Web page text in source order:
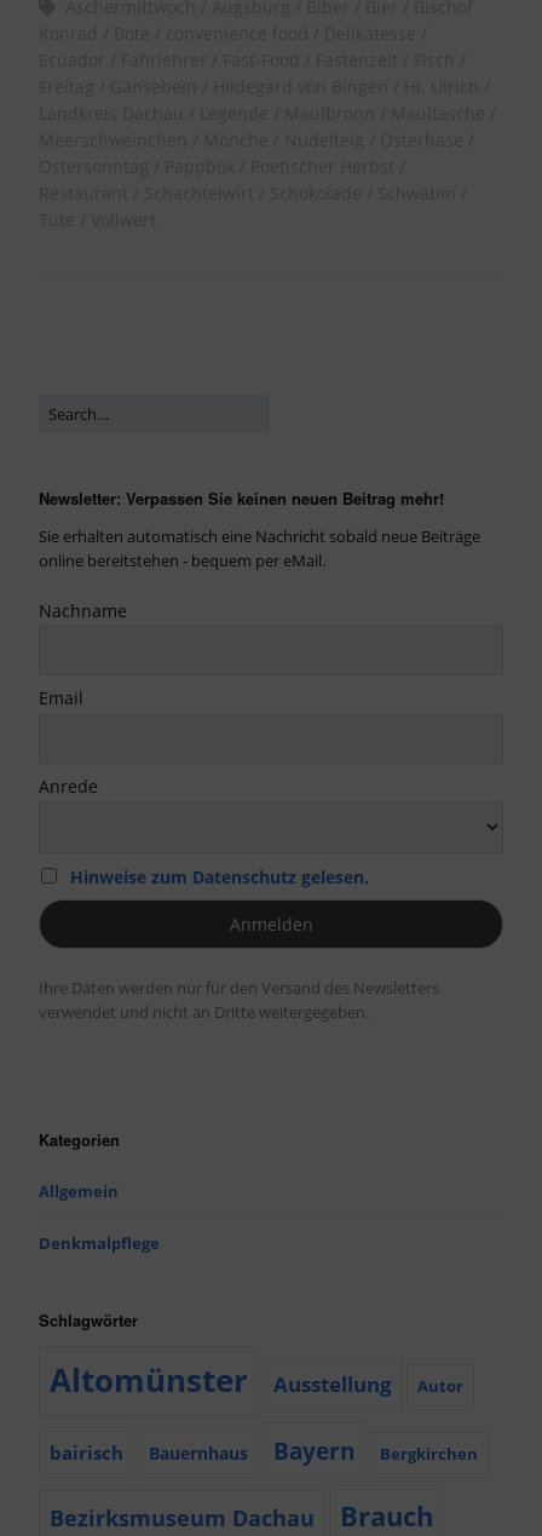
Newsletter: Verpassen Sie keinen neuen Beitrag mehr!
Sie erhalten automatisch eine Nachricht sobald neue Beiträge
online bereitstehen - bequem per eMail.
Nachname
Email
Anrede
Hinweise zum Datenschutz gelesen.
Ihre Daten werden nur für den Versand des Newsletters
verwendet und nicht an Dritte weitergegeben.
Kategorien
Allgemein
Denkmalpflege
Schlagwörter
Altomünster Ausstellung Autor
bairisch Bauernhaus Bayern Bergkirchen
Bezirksmuseum Dachau Brauch